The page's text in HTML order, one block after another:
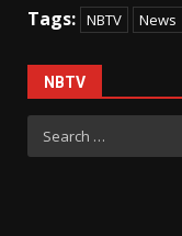
Tags: NBTV News
NBTV
Search
for: